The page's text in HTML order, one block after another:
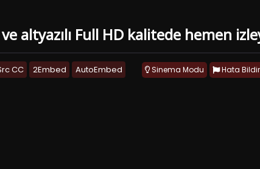
altyazılı Full HD kalitede hemen
CC 2Embed
AutoEmbed
Hata Bildir
Sinema Modu